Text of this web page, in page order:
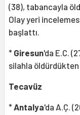
(38), tabancayla
Olay yeri
başlattı.
* Giresun'da E.C.
silahla
Tecavüz
*Antalya'da A.Ç.